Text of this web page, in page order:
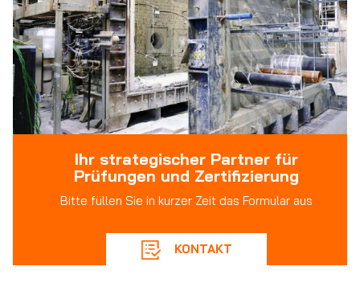
Ihr strategischer Partner für
Prüfungen und Zertifizierung
Bitte füllen Sie in kurzer Zeit das Formular aus
KONTAKT